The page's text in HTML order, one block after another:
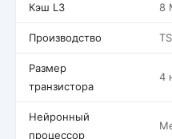
Кэш L3 8
Производство
Размер
транзистора
4
Нейронный
процессор